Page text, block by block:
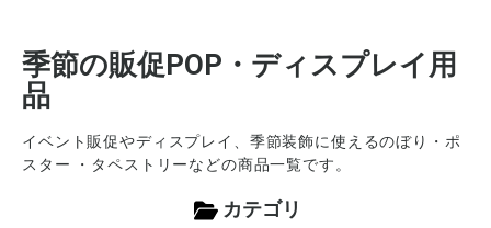
季節の販促POP・ディスプレイ用
品
イベント販促やディスプレイ、季節装飾に使えるのぼり・ポ
スター ・タペストリーなどの商品一覧です。
カテゴリ